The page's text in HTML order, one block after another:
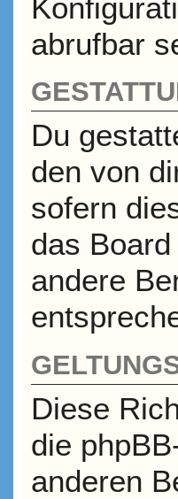
abrufbar
Du
den von
sofern
das
andere
Diese
die
anderen